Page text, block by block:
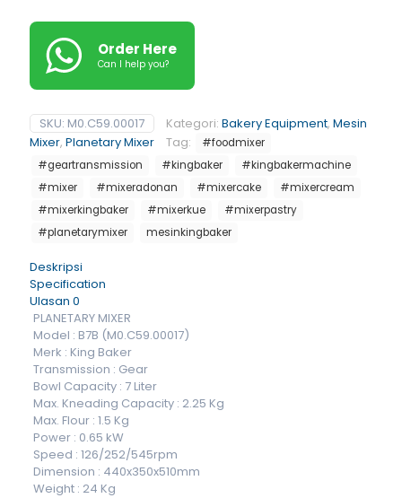
Order Here
Can I help you?
SKU: M0.C59.00017 Kategori: Bakery Equipment, Mesin
Mixer, Planetary Mixer Tag:
#foodmixer
#geartransmission
#kingbaker
#kingbakermachine
#mixer
#mixeradonan #mixercake
#mixercream
#mixerkingbaker
#mixerkue
#mixerpastry
#planetarymixer
mesinkingbaker
Deskripsi
Specification
Ulasan 0
PLANETARY MIXER
Model : B7B (M0.C59.00017)
Merk : King Baker
Transmission : Gear
Bowl Capacity : 7 Liter
Max. Kneading Capacity : 2.25 Kg
Max. Flour : 1.5 Kg
Power : 0.65 kW
Speed : 126/252/545rpm
Dimension : 440x350x510mm
Weight : 24 Kg